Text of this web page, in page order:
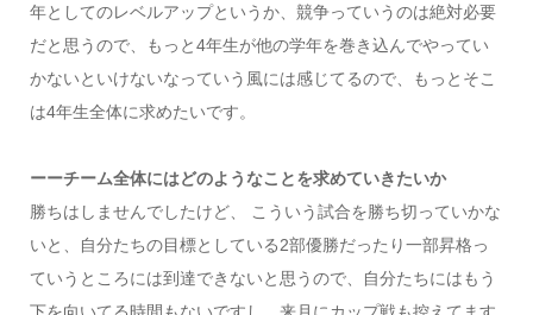
年としてのレベルアップというか、競争っていうのは絶対必要
だと思うので、もっと4年生が他の学年を巻き込んでやってい
かないといけないなっていう風には感じてるので、もっとそこ
は4年生全体に求めたいです。
ーーチーム全体にはどのようなことを求めていきたいか
勝ちはしませんでしたけど、 こういう試合を勝ち切っていかな
いと、自分たちの目標としている2部優勝だったり一部昇格っ
ていうところには到達できないと思うので、自分たちにはもう
下を向いてる時間もないですし、来月にカップ戦も控えてます